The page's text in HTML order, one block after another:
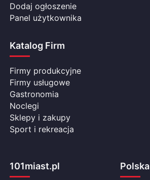
Dodaj ogłoszenie
Panel użytkownika
Katalog Firm
Firmy produkcyjne
Firmy usługowe
Gastronomia
Noclegi
Sklepy i zakupy
Sport i rekreacja
101miast.pl Polska